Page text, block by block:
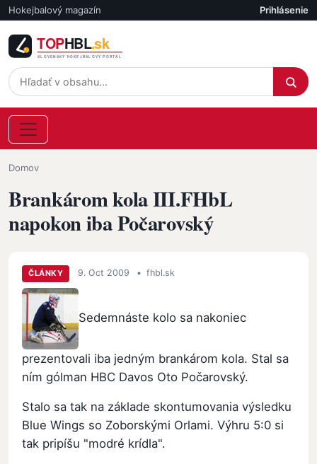
Skočiť na hlavný obsah
Hokejbalový magazín Účet
Prihlásenie
Omrvinka
Domov
Brankárom kola III.FHbL
napokon iba Počarovský
ČLÁNKY 9. Oct 2009 • fhbl.sk
Sedemnáste kolo sa nakoniec
prezentovali iba jedným brankárom kola. Stal sa
ním gólman HBC Davos Oto Počarovský.
Stalo sa tak na základe skontumovania výsledku
Blue Wings so Zoborskými Orlami. Výhru 5:0 si
tak pripíšu "modré krídla".